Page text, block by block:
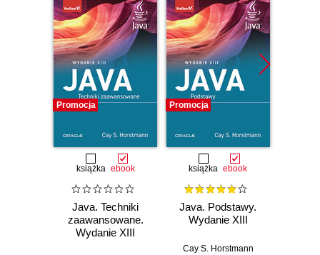
Promocja
książka ebook
Java. Techniki
zaawansowane.
Wydanie XIII
Promocja
książka ebook
Java. Podstawy.
Wydanie XIII
Cay S. Horstmann